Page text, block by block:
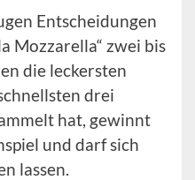
Entscheidungen
Mozzarella“ zwei bis
die leckersten
drei
hat, gewinnt
und darf sich
lassen.